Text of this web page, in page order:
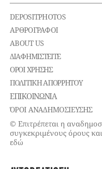
DEPOSITPHOTOS
ΑΡΘΡΟΓΡΑΦΟΙ
ABOUT US
ΔΙΑΦΗΜΙΣΤΕΊΤΕ
ΌΡΟΙ ΧΡΉΣΗΣ
ΠΟΛΙΤΙΚΉ ΑΠΟΡΡΉΤΟΥ
ΕΠΙΚΟΙΝΩΝΊΑ
ΌΡΟΙ ΑΝΑΔΗΜΟΣΙΕΥΣΗΣ
© Επιτρέπεται η
συγκεκριμένους όρους
εδώ